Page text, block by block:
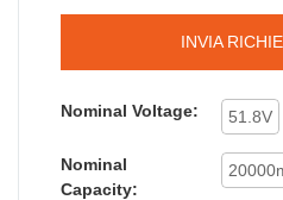
INVIA
Nominal Voltage: 51.8V
Nominal
Capacity: